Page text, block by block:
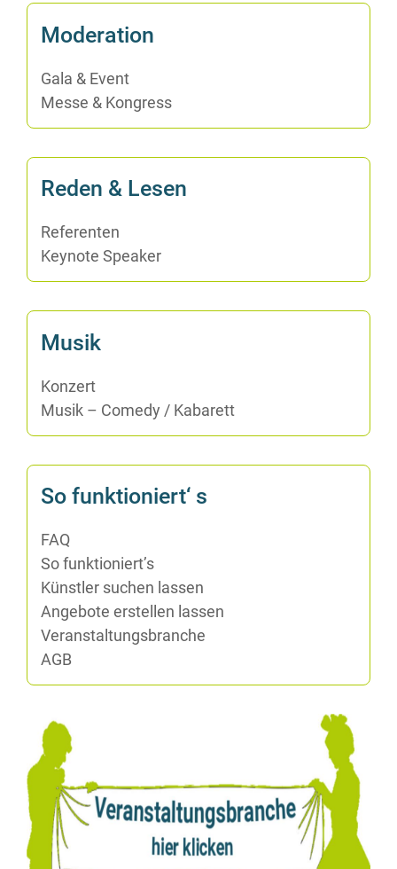
Mo­de­ra­ti­on
Ga­la & Event
Mes­se & Kongress
Re­den & Lesen
Re­fe­ren­ten
Key­note Speaker
Mu­sik
Kon­zert
Mu­sik – Co­me­dy /​ Ka­ba­rett
So funk­tio­niert‘ s
FAQ
So funktioniert’s
Künst­ler su­chen lassen
An­ge­bo­te er­stel­len lassen
Ver­an­stal­tungs­bran­che
AGB